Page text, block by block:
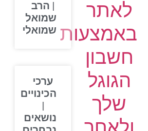
לאתר
באמצעות
חשבון
הגוגל
שלך
| הרב
שמואל
שמואלי
ערכי
הכינויים
נושאים